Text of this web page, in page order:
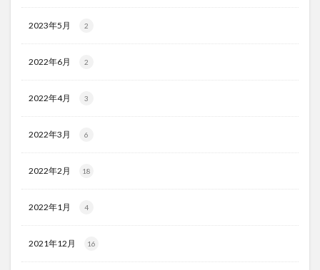
2023年5月 2
2022年6月 2
2022年4月 3
2022年3月 6
2022年2月 18
2022年1月 4
2021年12月 16